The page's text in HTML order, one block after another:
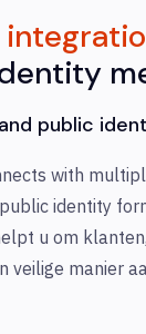
public
with
identity
u om
veilige manier